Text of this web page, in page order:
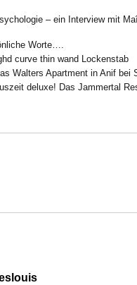
– ein Interview mit
Worte….
curve thin wand Lockenstab
Walters Apartment in Anif bei
deluxe! Das Jammertal